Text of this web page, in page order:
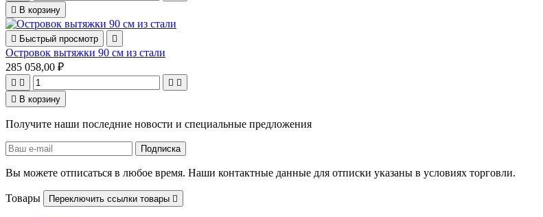
 В корзину
 Быстрый просмотр 
Островок вытяжки 90 см из стали
285 058,00 ₽
   
 В корзину
Получите наши последние новости и специальные предложения
Вы можете отписаться в любое время. Наши контактные данные для отписки указаны в условиях торговли.
Товары Переключить ссылки товары 